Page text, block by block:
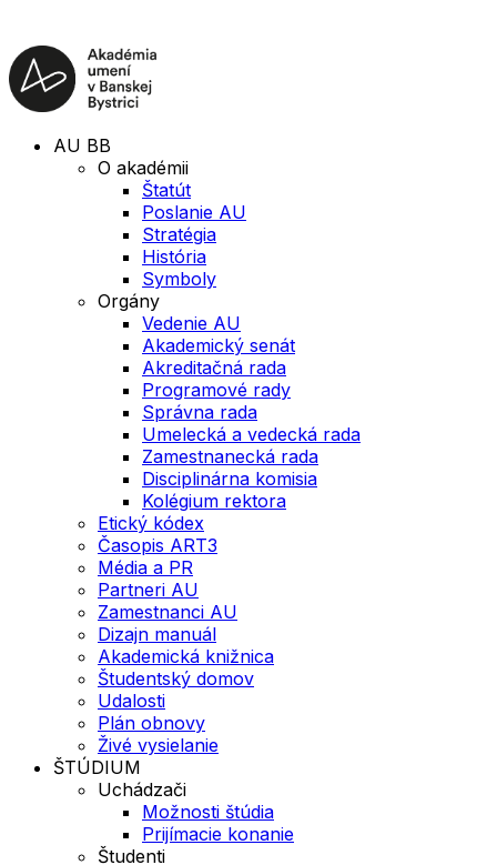
AU BB
O akadémii
Štatút
Poslanie AU
Stratégia
História
Symboly
Orgány
Vedenie AU
Akademický senát
Akreditačná rada
Programové rady
Správna rada
Umelecká a vedecká rada
Zamestnanecká rada
Disciplinárna komisia
Kolégium rektora
Etický kódex
Časopis ART3
Média a PR
Partneri AU
Zamestnanci AU
Dizajn manuál
Akademická knižnica
Študentský domov
Udalosti
Plán obnovy
Živé vysielanie
ŠTÚDIUM
Uchádzači
Možnosti štúdia
Prijímacie konanie
Študenti